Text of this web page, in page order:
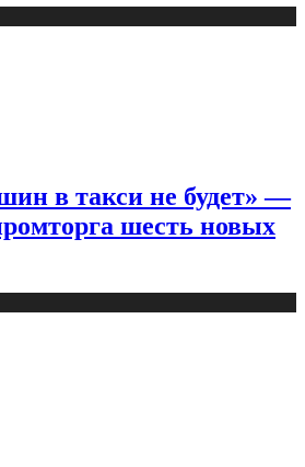
в такси не будет» —
шесть новых